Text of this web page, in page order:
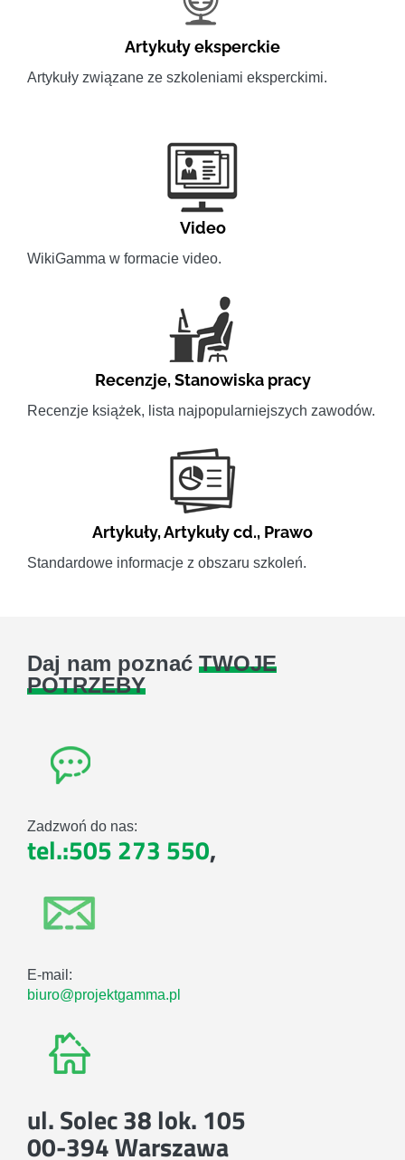
Artykuły eksperckie
Artykuły związane ze szkoleniami eksperckimi.
Video
WikiGamma w formacie video.
Recenzje,Stanowiska pracy
Recenzje książek, lista najpopularniejszych zawodów.
Artykuły,Artykuły cd., Prawo
Standardowe informacje z obszaru szkoleń.
Daj nam poznać TWOJE
POTRZEBY
Zadzwoń do nas:
tel.:505 273 550,
E-mail:
biuro@projektgamma.pl
ul. Solec 38 lok. 105
00-394 Warszawa